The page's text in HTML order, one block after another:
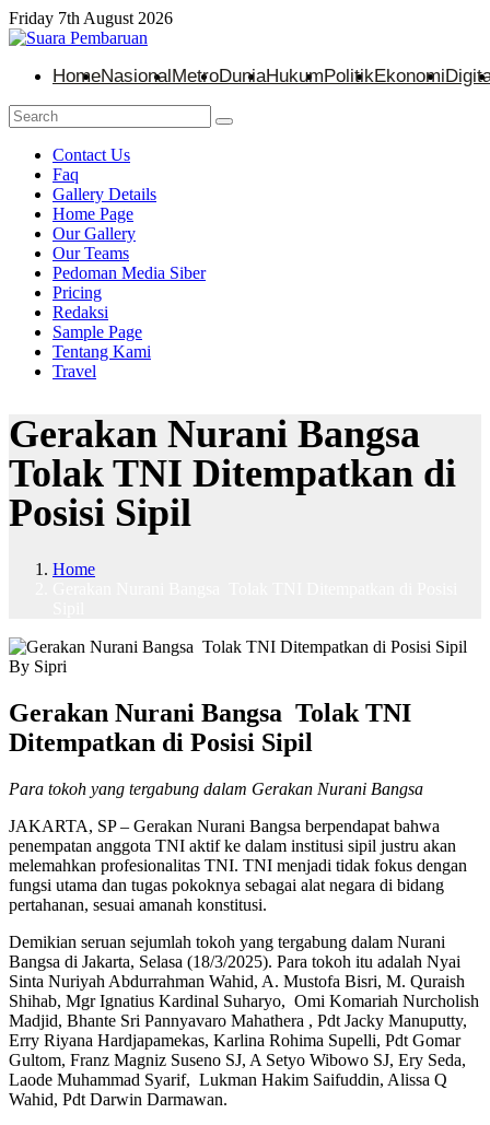
Friday 7th August 2026
HomeNasionalMetroDuniaHukumPolitikEkonomi
Contact Us
Faq
Gallery Details
Home Page
Our Gallery
Our Teams
Pedoman Media Siber
Pricing
Redaksi
Sample Page
Tentang Kami
Travel
Gerakan Nurani Bangsa
Tolak TNI Ditempatkan di
Posisi Sipil
Home
By Sipri
Gerakan Nurani Bangsa Tolak TNI
Ditempatkan di Posisi Sipil
Para tokoh yang tergabung dalam Gerakan Nurani Bangsa
JAKARTA, SP – Gerakan Nurani Bangsa berpendapat bahwa
penempatan anggota TNI aktif ke dalam institusi sipil justru akan
melemahkan profesionalitas TNI. TNI menjadi tidak fokus dengan
fungsi utama dan tugas pokoknya sebagai alat negara di bidang
pertahanan, sesuai amanah konstitusi.
Demikian seruan sejumlah tokoh yang tergabung dalam Nurani
Bangsa di Jakarta, Selasa (18/3/2025). Para tokoh itu adalah Nyai
Sinta Nuriyah Abdurrahman Wahid, A. Mustofa Bisri, M. Quraish
Shihab, Mgr Ignatius Kardinal Suharyo, Omi Komariah Nurcholish
Madjid, Bhante Sri Pannyavaro Mahathera , Pdt Jacky Manuputty,
Erry Riyana Hardjapamekas, Karlina Rohima Supelli, Pdt Gomar
Gultom, Franz Magniz Suseno SJ, A Setyo Wibowo SJ, Ery Seda,
Laode Muhammad Syarif, Lukman Hakim Saifuddin, Alissa Q
Wahid, Pdt Darwin Darmawan.